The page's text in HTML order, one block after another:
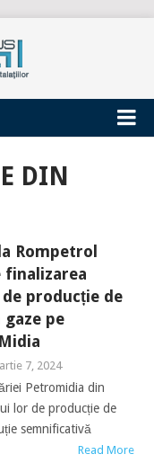
DIN
Rompetrol
finalizarea
producție de
pe
7, 2024
Petromidia din
lor de producție de
semnificativă
Read More